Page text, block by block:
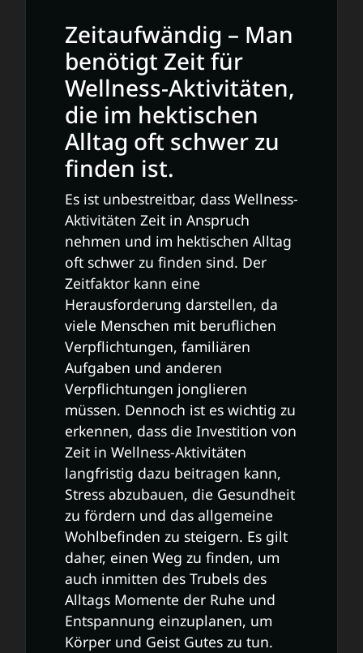
Zeitaufwändig – Man
benötigt Zeit für
Wellness-Aktivitäten,
die im hektischen
Alltag oft schwer zu
finden ist.
Es ist unbestreitbar, dass Wellness-
Aktivitäten Zeit in Anspruch
nehmen und im hektischen Alltag
oft schwer zu finden sind. Der
Zeitfaktor kann eine
Herausforderung darstellen, da
viele Menschen mit beruflichen
Verpflichtungen, familiären
Aufgaben und anderen
Verpflichtungen jonglieren
müssen. Dennoch ist es wichtig zu
erkennen, dass die Investition von
Zeit in Wellness-Aktivitäten
langfristig dazu beitragen kann,
Stress abzubauen, die Gesundheit
zu fördern und das allgemeine
Wohlbefinden zu steigern. Es gilt
daher, einen Weg zu finden, um
auch inmitten des Trubels des
Alltags Momente der Ruhe und
Entspannung einzuplanen, um
Körper und Geist Gutes zu tun.